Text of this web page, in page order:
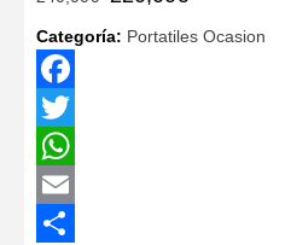
Categoría: Portatiles Ocasion
Facebook
Twitter
WhatsApp
Email